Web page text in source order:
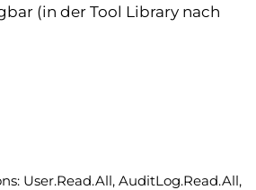
(in der Tool Library nach
User.Read.All, AuditLog.Read.All,